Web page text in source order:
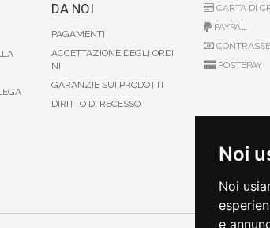
Noi
Noi
e
DA NOI
PAGAMENTI
ACCETTAZIONE DEGLI ORDI
NI
GARANZIE SUI PRODOTTI
DIRITTO DI RECESSO
CARTA DI
PAYPAL
POSTEPAY